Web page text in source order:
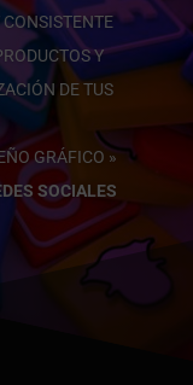
Y
DE TUS
GRÁFICO »
SOCIALES